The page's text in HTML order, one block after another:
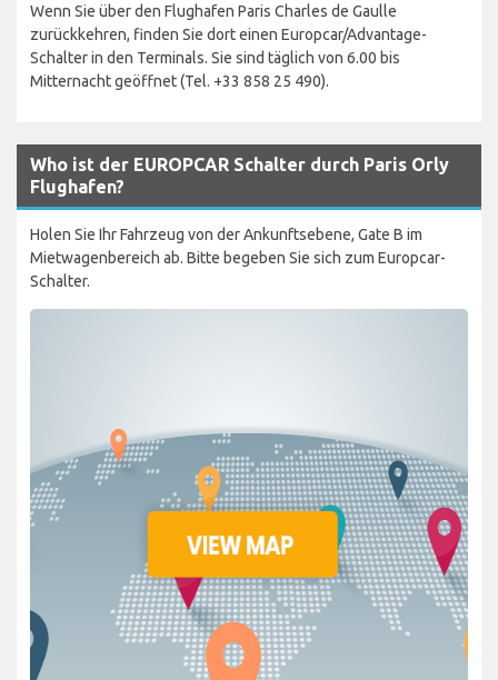
Wenn Sie über den Flughafen Paris Charles de Gaulle
zurückkehren, finden Sie dort einen Europcar/Advantage-
Schalter in den Terminals. Sie sind täglich von 6.00 bis
Mitternacht geöffnet (Tel. +33 858 25 490).
Who ist der EUROPCAR Schalter durch Paris Orly
Flughafen?
Holen Sie Ihr Fahrzeug von der Ankunftsebene, Gate B im
Mietwagenbereich ab. Bitte begeben Sie sich zum Europcar-
Schalter.